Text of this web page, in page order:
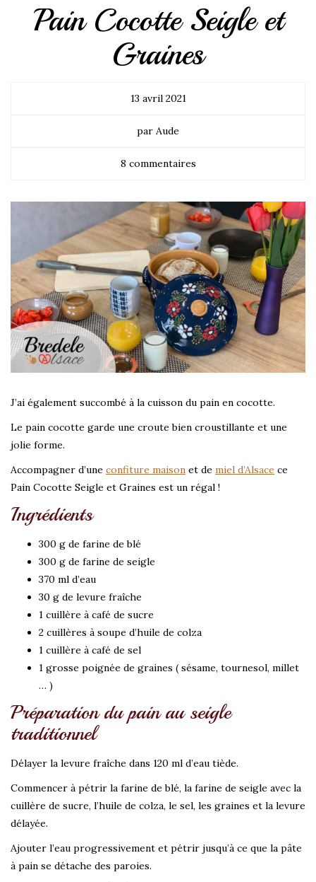
Pain Cocotte Seigle et
Graines
13 avril 2021
par Aude
8 commentaires
J’ai également succombé à la cuisson du pain en cocotte.
Le pain cocotte garde une croute bien croustillante et une
jolie forme.
Accompagner d’une confiture maison et de miel d’Alsace ce
Pain Cocotte Seigle et Graines est un régal !
Ingrédients
300 g de farine de blé
300 g de farine de seigle
370 ml d’eau
30 g de levure fraîche
1 cuillère à café de sucre
2 cuillères à soupe d’huile de colza
1 cuillère à café de sel
1 grosse poignée de graines ( sésame, tournesol, millet
… )
Préparation du pain au seigle
traditionnel
Délayer la levure fraîche dans 120 ml d’eau tiède.
Commencer à pétrir la farine de blé, la farine de seigle avec la
cuillère de sucre, l’huile de colza, le sel, les graines et la levure
délayée.
Ajouter l’eau progressivement et pétrir jusqu’à ce que la pâte
à pain se détache des paroies.